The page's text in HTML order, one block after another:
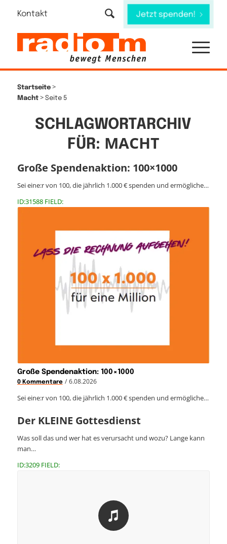
Kontakt Jetzt spenden!
Startseite>
Macht> Seite 5
SCHLAGWORTARCHIV
FÜR: MACHT
Große Spendenaktion: 100×1000
Sei eine:r von 100, die jährlich 1.000 € spenden und ermögliche…
ID:31588 FIELD:
Große Spendenaktion: 100×1000
0 Kommentare / 6.08.2026
Sei eine:r von 100, die jährlich 1.000 € spenden und ermögliche…
Der KLEINE Gottesdienst
Was soll das und wer hat es verursacht und wozu? Lange kann
man…
ID:3209 FIELD: